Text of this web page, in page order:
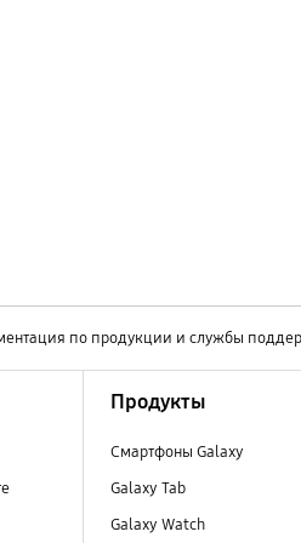
по продукции и службы
Продукты
Смартфоны Galaxy
Galaxy Tab
Galaxy Watch